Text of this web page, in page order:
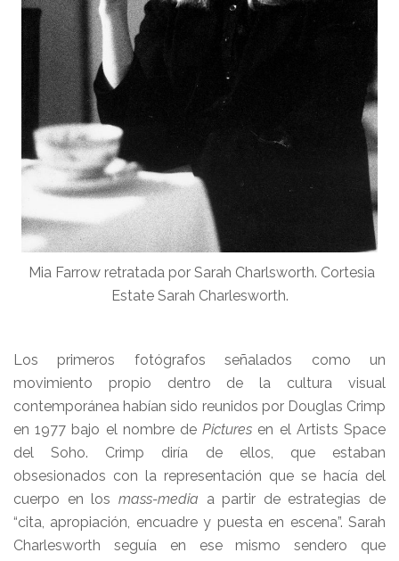
Mia Farrow retratada por Sarah Charlsworth. Cortesia
Estate Sarah Charlesworth.
Los primeros fotógrafos señalados como un
movimiento propio dentro de la cultura visual
contemporánea habían sido reunidos por Douglas Crimp
en 1977 bajo el nombre dePictures en el Artists Space
del Soho. Crimp diría de ellos, que estaban
obsesionados con la representación que se hacía del
cuerpo en los mass-media a partir de estrategias de
“cita, apropiación, encuadre y puesta en escena”. Sarah
Charlesworth seguía en ese mismo sendero que